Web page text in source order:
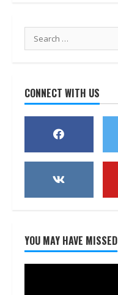
Search
for:
CONNECT WITH US
YOU MAY HAVE MISSED